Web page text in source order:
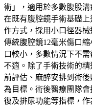
術」，適用於多數腹股
在既有腹腔鏡手術基礎
作方式，採用小口徑器
傳統腹腔鏡12毫米傷口
口較小，多數情況下不
不適。除了手術技術的
前評估、麻醉安排到術
為目標。術後醫療團隊
復及排尿功能等指標，